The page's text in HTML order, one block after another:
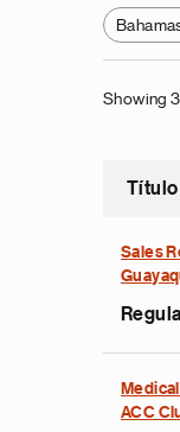
Showing
Título
Sales
ACC